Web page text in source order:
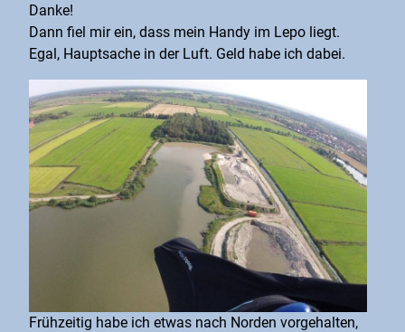
Danke!
Dann fiel mir ein, dass mein Handy im Lepo liegt.
Egal, Hauptsache in der Luft. Geld habe ich dabei.
Frühzeitig habe ich etwas nach Norden vorgehalten,